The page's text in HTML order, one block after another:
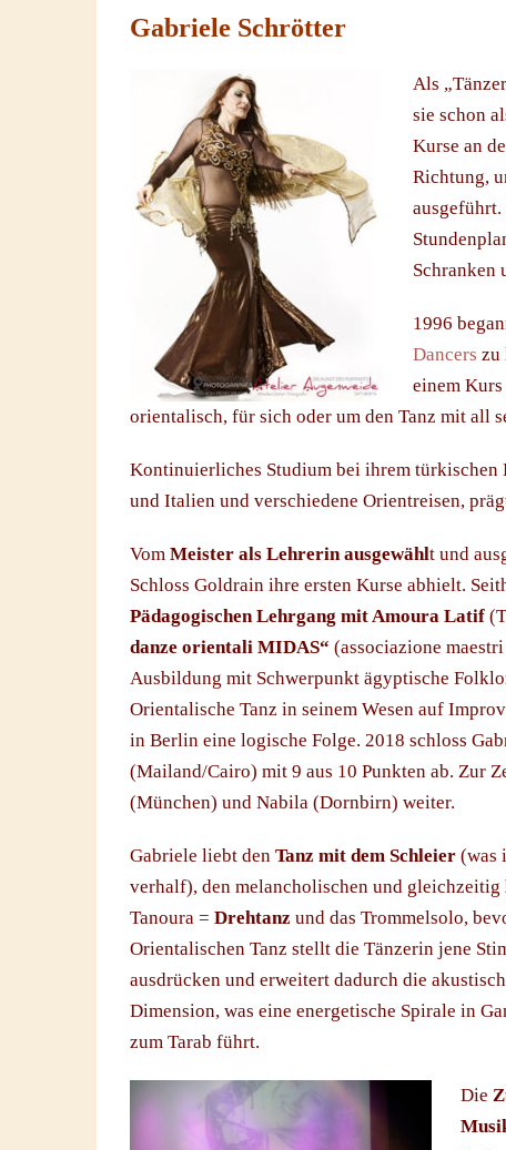
Gabriele Schrötter
Als
sie schon
Kurse an
Richtung,
Schranken
1996
Dancers zu
einem
orientalisch, für sich oder um den Tanz mit all
Kontinuierliches Studium bei ihrem türkischen
und Italien und verschiedene Orientreisen,
Vom Meister als Lehrerin ausgewählt und
Schloss Goldrain ihre ersten Kurse abhielt.
Pädagogischen Lehrgang mit Amoura Latif
danze orientali MIDAS“ (associazione
Ausbildung mit Schwerpunkt ägyptische
Orientalische Tanz in seinem Wesen auf
in Berlin eine logische Folge. 2018 schloss
(Mailand/Cairo) mit 9 aus 10 Punkten ab. Zur
(München) und Nabila (Dornbirn) weiter.
Gabriele liebt den Tanz mit dem Schleier (was
verhalf), den melancholischen und gleichzeitig
Tanoura = Drehtanz und das Trommelsolo,
Orientalischen Tanz stellt die Tänzerin jene
ausdrücken und erweitert dadurch die
Dimension, was eine energetische Spirale in
zum Tarab führt.
Die